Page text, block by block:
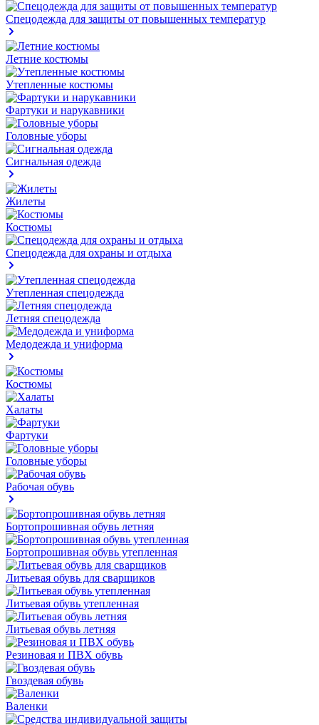
Спецодежда для защиты от повышенных температур
Летние костюмы
Утепленные костюмы
Фартуки и нарукавники
Головные уборы
Сигнальная одежда
Жилеты
Костюмы
Спецодежда для охраны и отдыха
Утепленная спецодежда
Летняя спецодежда
Медодежда и униформа
Костюмы
Халаты
Фартуки
Головные уборы
Рабочая обувь
Бортопрошивная обувь летняя
Бортопрошивная обувь утепленная
Литьевая обувь для сварщиков
Литьевая обувь утепленная
Литьевая обувь летняя
Резиновая и ПВХ обувь
Гвоздевая обувь
Валенки